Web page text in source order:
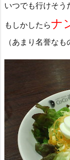
いつでも行けそう
もしかしたらナ
（あまり名誉な